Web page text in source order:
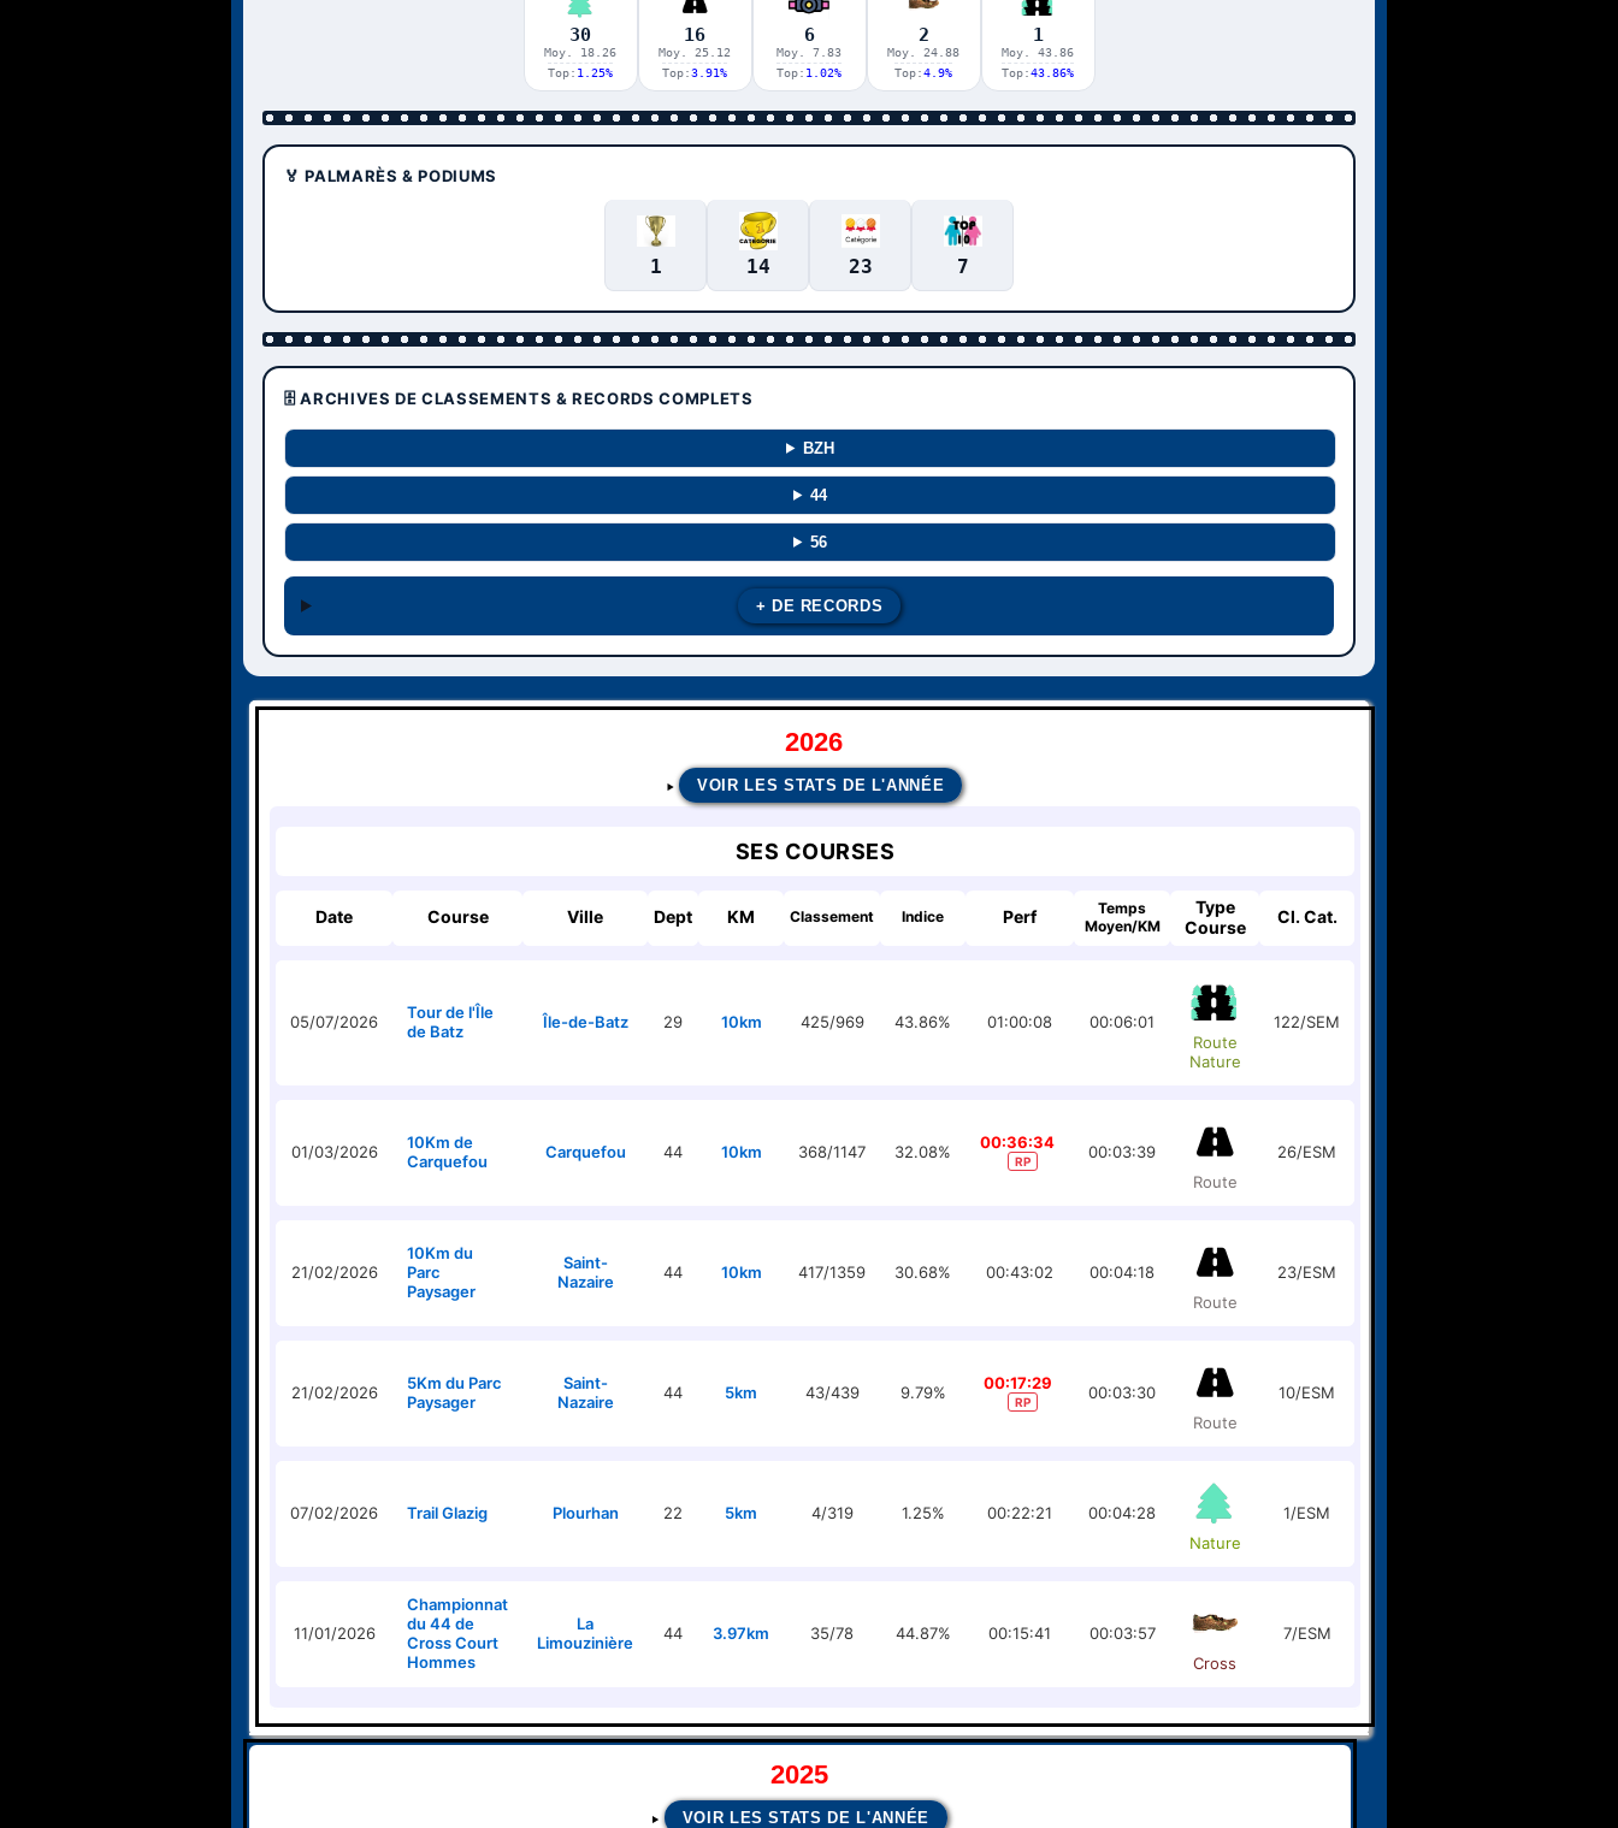
30
Moy. 18.26
Top: 1.25%
16
Moy. 25.12
Top:3.91%
6
Moy. 7.83
Top: 1.02%
2
Moy. 24.88
Top:4.9%
1
Moy. 43.86
Top:43.86%
🏅 PALMARÈS & PODIUMS
1 14 23 7
🗄️ ARCHIVES DE CLASSEMENTS & RECORDS COMPLETS
BZH
44
56
+ DE RECORDS
2026
VOIR LES STATS DE L'ANNÉE
SES COURSES
Date Course Ville Dept KM Classement Indice Perf
Temps
Moyen/KM
Type
Course
Cl. Cat.
05/07/2026
Tour de l'Île
de Batz
Île-de-Batz 29 10km 425/969 43.86% 01:00:08
00:06:01
Route
Nature
122/SEM
01/03/2026
10Km de
Carquefou
Carquefou 44 10km 368/1147 32.08% 00:36:34
RP
00:03:39
Route
26/ESM
21/02/2026
10Km du
Parc
Paysager
Saint-
Nazaire
44 10km 417/1359 30.68% 00:43:02
00:04:18
Route
23/ESM
21/02/2026
5Km du Parc
Paysager
Saint-
Nazaire
44 5km 43/439 9.79% 00:17:29
RP
00:03:30
Route
10/ESM
07/02/2026 Trail Glazig Plourhan 22 5km 4/319 1.25% 00:22:21
00:04:28
Nature
1/ESM
11/01/2026
Championnat
du 44 de
Cross Court
Hommes
La
Limouzinière
44 3.97km 35/78 44.87% 00:15:41
00:03:57
Cross
7/ESM
2025
VOIR LES STATS DE L'ANNÉE